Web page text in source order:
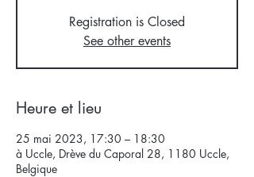
Registration is Closed
See other events
Heure et lieu
25 mai 2023, 17:30 – 18:30
à Uccle, Drève du Caporal 28, 1180 Uccle,
Belgique